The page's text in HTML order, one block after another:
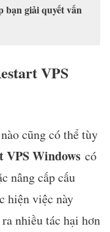
bạn giải quyết vấn
VPS
cũng có thể tùy
VPS Windows có
nâng cấp cấu
hiện việc này
nhiều tác hại hơn